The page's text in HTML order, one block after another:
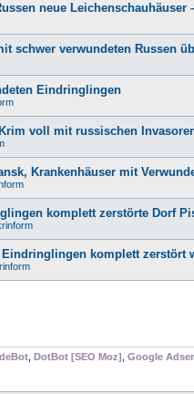
neue Leichenschauhäuser
schwer verwundeten Russen
Eindringlingen
voll mit russischen
Krankenhäuser mit
komplett zerstörte Dorf
komplett zerstört
DotBot [SEO Moz] Google